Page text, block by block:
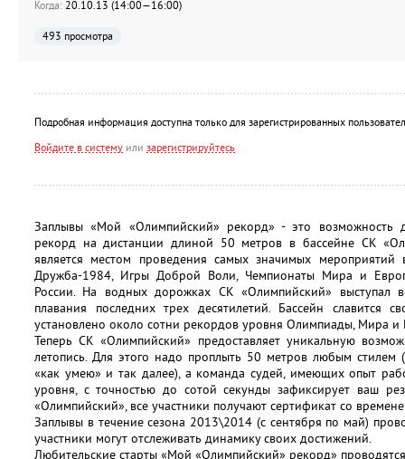
Когда: 20.10.13 (14:00—16:00)
493 просмотра
Подробная информация доступна только для зарегистрированных
Войдите в систему или зарегистрируйтесь
Заплывы «Мой «Олимпийский» рекорд» - это возможность
рекорд на дистанции длиной 50 метров в бассейне СК
является местом проведения самых значимых
Дружба-1984, Игры Доброй Воли, Чемпионаты Мира и
России. На водных дорожках СК «Олимпийский» выступал
плавания последних трех десятилетий. Бассейн
установлено около сотни рекордов уровня Олимпиады, Мира и
Теперь СК «Олимпийский» предоставляет уникальную
летопись. Для этого надо проплыть 50 метров любым стилем
«как умею» и так далее), а команда судей, имеющих опыт
уровня, с точностью до сотой секунды зафиксирует ваш
«Олимпийский», все участники получают сертификат со
Заплывы в течение сезона 2013\2014 (с сентября по май)
участники могут отслеживать динамику своих достижений.
Любительские старты «Мой «Олимпийский» рекорд»